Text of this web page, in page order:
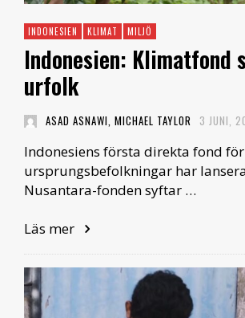
INDONESIEN KLIMAT MILJÖ
Indonesien: Klimatfond
urfolk
ASAD ASNAWI, MICHAEL TAYLOR 3 JUNI,
Indonesiens första direkta fond för
ursprungsbefolkningar har
Nusantara-fonden syftar …
Läs mer